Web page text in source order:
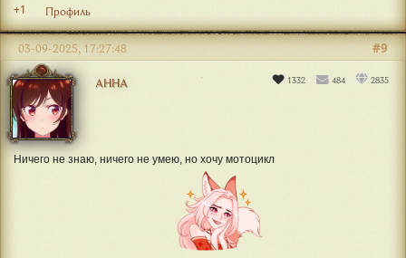
+1 Профиль
АННА 1332 484 2835
#9
03-09-2025, 17:27:48
Ничего не знаю, ничего не умею, но хочу мотоцикл